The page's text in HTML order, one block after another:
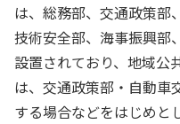
は、総務部、交通政策部
技術安全部、海事振興部
設置されており、地域公
は、交通政策部・自動車
する場合などをはじめと